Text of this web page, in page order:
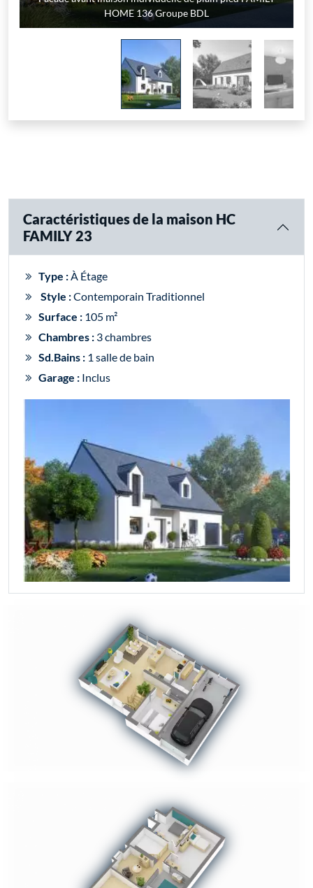
HOME 136 Groupe BDL
FAMILY HOME 136 Groupe BDL
HOME 23 Groupe BDL
plain pied FAMILY HOME 136 Groupe BDL
FAMILY HOME 136 Groupe BDL
Caractéristiques de la maison HC
FAMILY 23
Type :À Étage
Style :Contemporain Traditionnel
Surface : 105 m²
Chambres : 3 chambres
Sd.Bains : 1 salle de bain
Garage : Inclus
Chargement...